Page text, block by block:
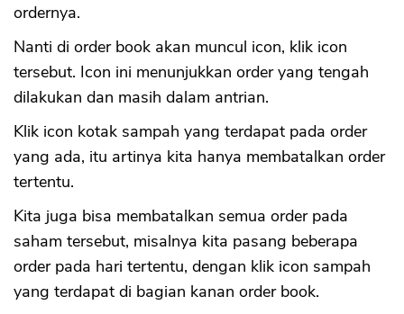
ordernya.
Nanti di order book akan muncul icon, klik icon
tersebut. Icon ini menunjukkan order yang tengah
dilakukan dan masih dalam antrian.
Klik icon kotak sampah yang terdapat pada order
yang ada, itu artinya kita hanya membatalkan order
tertentu.
Kita juga bisa membatalkan semua order pada
saham tersebut, misalnya kita pasang beberapa
order pada hari tertentu, dengan klik icon sampah
yang terdapat di bagian kanan order book.